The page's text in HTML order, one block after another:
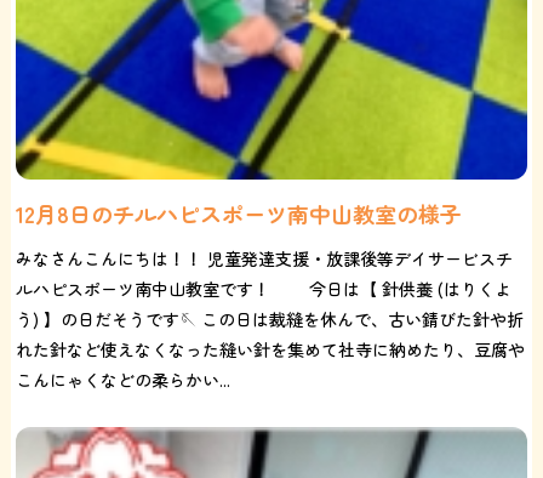
12月8日のチルハピスポーツ南中山教室の様子
みなさんこんにちは！！ 児童発達支援・放課後等デイサービスチ
ルハピスポーツ南中山教室です！ 今日は【 針供養 (はりくよ
う) 】の日だそうです🪡 この日は裁縫を休んで、古い錆びた針や折
れた針など使えなくなった縫い針を集めて社寺に納めたり、豆腐や
こんにゃくなどの柔らかい...